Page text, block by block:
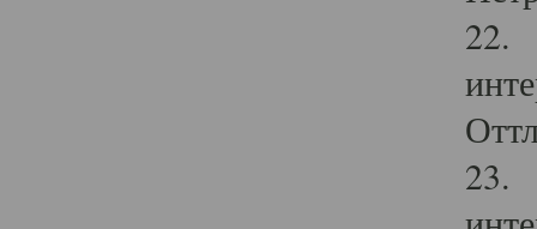
22.
23.